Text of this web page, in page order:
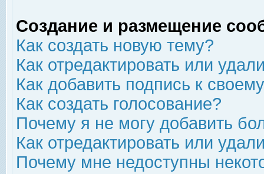
Создание и размещение
Как создать новую тему?
Как отредактировать или
Как добавить подпись к
Как создать голосование?
Почему я не могу добавить
Как отредактировать или
Почему мне недоступны